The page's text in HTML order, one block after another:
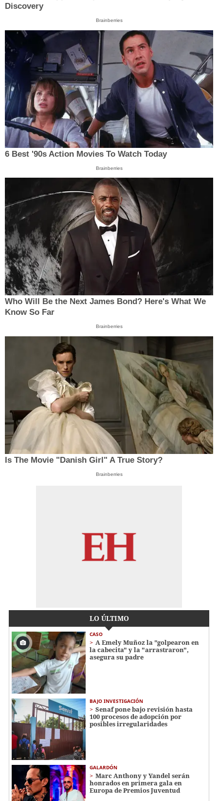
Discovery
Brainberries
6 Best '90s Action Movies To Watch Today
Brainberries
Who Will Be the Next James Bond? Here's What We
Know So Far
Brainberries
Is The Movie "Danish Girl" A True Story?
Brainberries
LO ÚLTIMO
CASO
A Emely Muñoz la "golpearon en
la cabecita" y la "arrastraron",
asegura su padre
BAJO INVESTIGACIÓN
Senaf pone bajo revisión hasta
100 procesos de adopción por
posibles irregularidades
GALARDÓN
Marc Anthony y Yandel serán
honrados en primera gala en
Europa de Premios Juventud